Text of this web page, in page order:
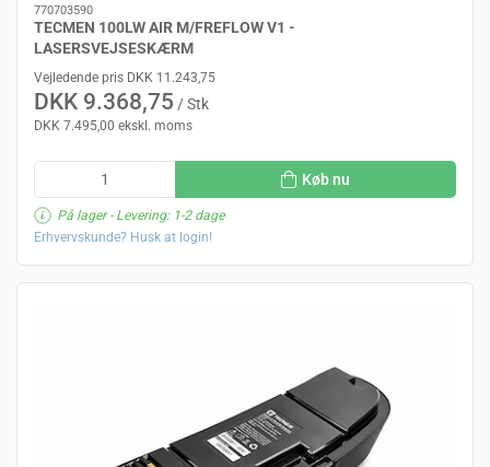
770703590
TECMEN 100LW AIR M/FREFLOW V1 -
LASERSVEJSESKÆRM
Vejledende pris DKK 11.243,75
DKK 9.368,75 / Stk
DKK 7.495,00 ekskl. moms
Køb nu
På lager- Levering: 1-2 dage
Erhvervskunde? Husk at login!